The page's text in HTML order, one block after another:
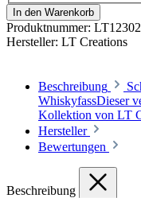
In den Warenkorb
Produktnummer: LT12302
Hersteller: LT Creations
Beschreibung
WhiskyfassDieser
Kollektion von LT
Hersteller
Bewertungen
Beschreibung